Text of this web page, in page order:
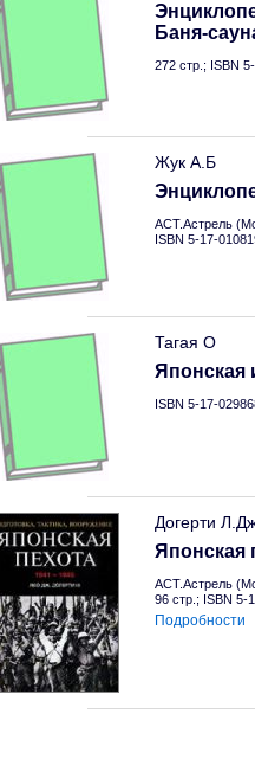
Баня-
272 стр.; ISBN
Жук А.Б
АСТ.Астрель
ISBN 5-17-
Тагая О
Японская
ISBN 5-17-
Догерти
Японская
АСТ.Астрель
96 стр.; ISBN 5-
Подробности